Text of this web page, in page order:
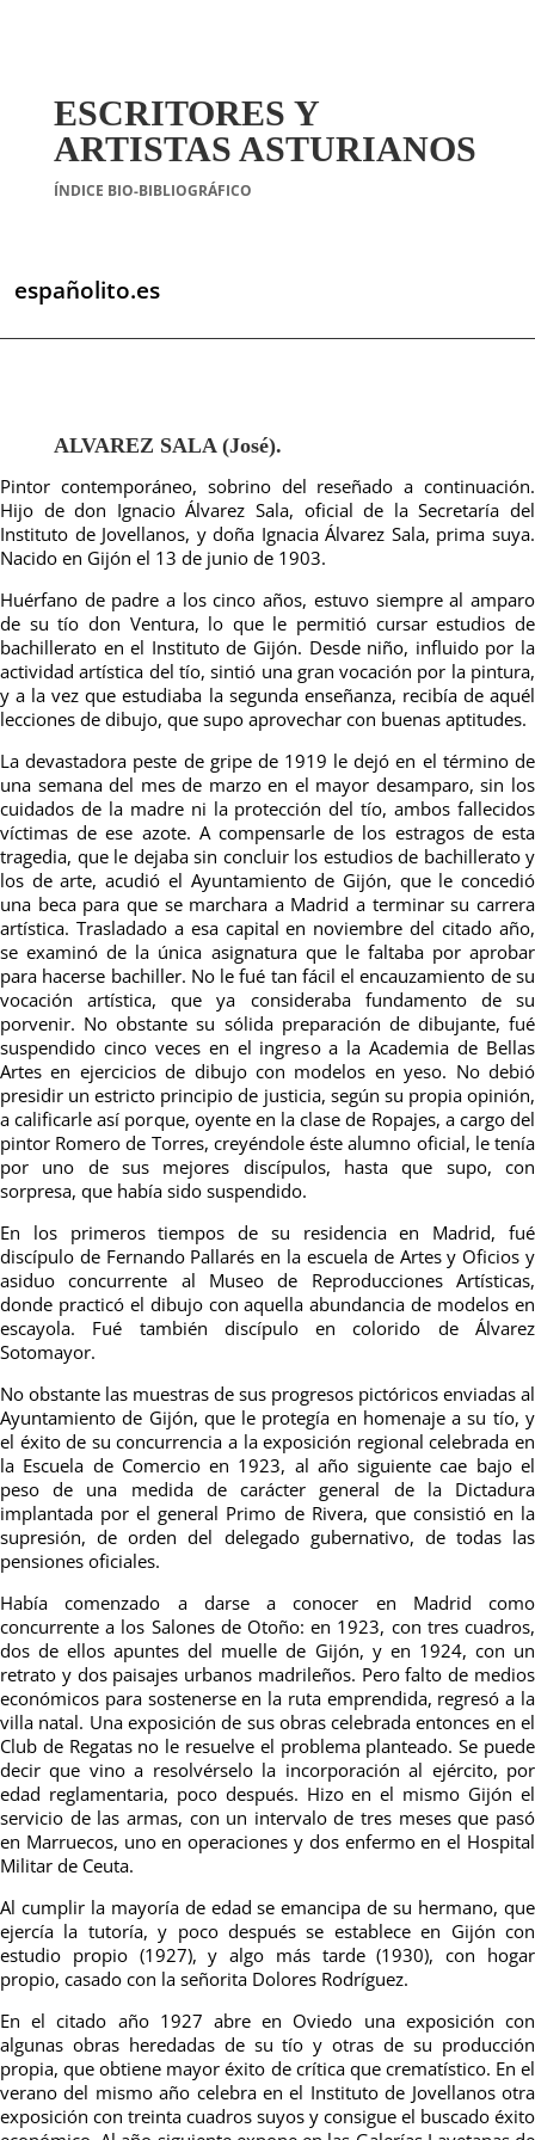
ESCRITORES Y
ARTISTAS ASTURIANOS
ÍNDICE BIO-BIBLIOGRÁFICO
españolito.es
ALVAREZ SALA (José).
Pintor contemporáneo, sobrino del reseñado a continuación.
Hijo de don Ignacio Álvarez Sala, oficial de la Secretaría del
Instituto de Jovellanos, y doña Ignacia Álvarez Sala, prima suya.
Nacido en Gijón el 13 de junio de 1903.
Huérfano de padre a los cinco años, estuvo siempre al amparo
de su tío don Ventura, lo que le permitió cursar estudios de
bachillerato en el Instituto de Gijón. Desde niño, influido por la
actividad artística del tío, sintió una gran vocación por la pintura,
y a la vez que estudiaba la segunda enseñanza, recibía de aquél
lecciones de dibujo, que supo aprovechar con buenas aptitudes.
La devastadora peste de gripe de 1919 le dejó en el término de
una semana del mes de marzo en el mayor desamparo, sin los
cuidados de la madre ni la protección del tío, ambos fallecidos
víctimas de ese azote. A compensarle de los estragos de esta
tragedia, que le dejaba sin concluir los estudios de bachillerato y
los de arte, acudió el Ayuntamiento de Gijón, que le concedió
una beca para que se marchara a Madrid a terminar su carrera
artística. Trasladado a esa capital en noviembre del citado año,
se examinó de la única asignatura que le faltaba por aprobar
para hacerse bachiller. No le fué tan fácil el encauzamiento de su
vocación artística, que ya consideraba fundamento de su
porvenir. No obstante su sólida preparación de dibujante, fué
suspendido cinco veces en el ingreso a la Academia de Bellas
Artes en ejercicios de dibujo con modelos en yeso. No debió
presidir un estricto principio de justicia, según su propia opinión,
a calificarle así porque, oyente en la clase de Ropajes, a cargo del
pintor Romero de Torres, creyéndole éste alumno oficial, le tenía
por uno de sus mejores discípulos, hasta que supo, con
sorpresa, que había sido suspendido.
En los primeros tiempos de su residencia en Madrid, fué
discípulo de Fernando Pallarés en la escuela de Artes y Oficios y
asiduo concurrente al Museo de Reproducciones Artísticas,
donde practicó el dibujo con aquella abundancia de modelos en
escayola. Fué también discípulo en colorido de Álvarez
Sotomayor.
No obstante las muestras de sus progresos pictóricos enviadas al
Ayuntamiento de Gijón, que le protegía en homenaje a su tío, y
el éxito de su concurrencia a la exposición regional celebrada en
la Escuela de Comercio en 1923, al año siguiente cae bajo el
peso de una medida de carácter general de la Dictadura
implantada por el general Primo de Rivera, que consistió en la
supresión, de orden del delegado gubernativo, de todas las
pensiones oficiales.
Había comenzado a darse a conocer en Madrid como
concurrente a los Salones de Otoño: en 1923, con tres cuadros,
dos de ellos apuntes del muelle de Gijón, y en 1924, con un
retrato y dos paisajes urbanos madrileños. Pero falto de medios
económicos para sostenerse en la ruta emprendida, regresó a la
villa natal. Una exposición de sus obras celebrada entonces en el
Club de Regatas no le resuelve el problema planteado. Se puede
decir que vino a resolvérselo la incorporación al ejército, por
edad reglamentaria, poco después. Hizo en el mismo Gijón el
servicio de las armas, con un intervalo de tres meses que pasó
en Marruecos, uno en operaciones y dos enfermo en el Hospital
Militar de Ceuta.
Al cumplir la mayoría de edad se emancipa de su hermano, que
ejercía la tutoría, y poco después se establece en Gijón con
estudio propio (1927), y algo más tarde (1930), con hogar
propio, casado con la señorita Dolores Rodríguez.
En el citado año 1927 abre en Oviedo una exposición con
algunas obras heredadas de su tío y otras de su producción
propia, que obtiene mayor éxito de crítica que crematístico. En el
verano del mismo año celebra en el Instituto de Jovellanos otra
exposición con treinta cuadros suyos y consigue el buscado éxito